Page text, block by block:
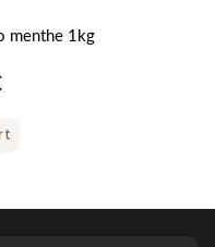
menthe 1kg